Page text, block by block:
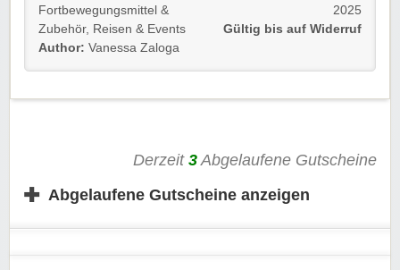
Einfach dem Link folgen und sparen.
Wir wünschen viel Freude!
Fortbewegungsmittel &
Zubehör, Reisen & Events
Author: Vanessa Zaloga
2025
Gültig bis auf Widerruf
Derzeit 3 Abgelaufene Gutscheine
✚ Abgelaufene Gutscheine anzeigen